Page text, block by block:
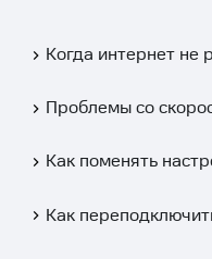
Когда интернет не
Проблемы со
Как поменять
Как